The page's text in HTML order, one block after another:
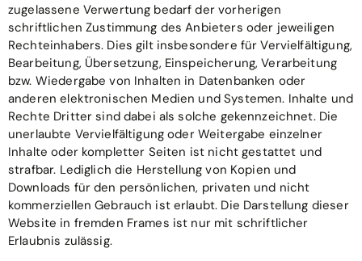
zugelassene Verwertung bedarf der vorherigen
schriftlichen Zustimmung des Anbieters oder jeweiligen
Rechteinhabers. Dies gilt insbesondere für Vervielfältigung,
Bearbeitung, Übersetzung, Einspeicherung, Verarbeitung
bzw. Wiedergabe von Inhalten in Datenbanken oder
anderen elektronischen Medien und Systemen. Inhalte und
Rechte Dritter sind dabei als solche gekennzeichnet. Die
unerlaubte Vervielfältigung oder Weitergabe einzelner
Inhalte oder kompletter Seiten ist nicht gestattet und
strafbar. Lediglich die Herstellung von Kopien und
Downloads für den persönlichen, privaten und nicht
kommerziellen Gebrauch ist erlaubt. Die Darstellung dieser
Website in fremden Frames ist nur mit schriftlicher
Erlaubnis zulässig.